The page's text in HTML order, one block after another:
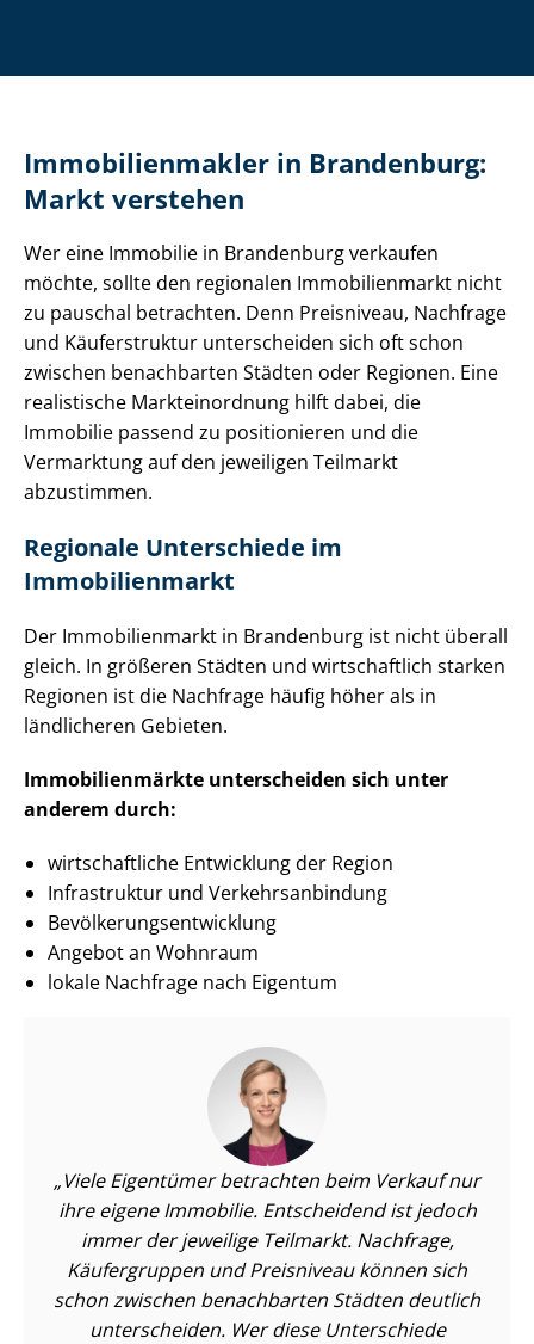
Im­mo­bi­li­en­mak­ler in Brandenburg:
Markt verstehen
Wer eine Immobilie in Brandenburg verkaufen
möchte, sollte den regionalen Immobilienmarkt nicht
zu pauschal betrachten. Denn Preisniveau, Nachfrage
und Käuferstruktur unterscheiden sich oft schon
zwischen benachbarten Städten oder Regionen. Eine
realistische Markteinordnung hilft dabei, die
Immobilie passend zu positionieren und die
Vermarktung auf den jeweiligen Teilmarkt
abzustimmen.
Regionale Unterschiede im
Immobilienmarkt
Der Immobilienmarkt in Brandenburg ist nicht überall
gleich. In größeren Städten und wirtschaftlich starken
Regionen ist die Nachfrage häufig höher als in
ländlicheren Gebieten.
Im­mo­bi­li­en­märk­te unterscheiden sich unter
anderem durch:
wirtschaftliche Entwicklung der Region
Infrastruktur und Ver­kehrs­an­bin­dung
Be­völ­ke­rungs­ent­wick­lung
Angebot an Wohnraum
lokale Nachfrage nach Eigentum
Viele Eigentümer betrachten beim Verkauf nur
ihre eigene Immobilie. Entscheidend ist jedoch
immer der jeweilige Teilmarkt. Nachfrage,
Käufergruppen und Preisniveau können sich
schon zwischen benachbarten Städten deutlich
unterscheiden. Wer diese Unterschiede